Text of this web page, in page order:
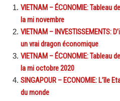
VIETNAM – ÉCONOMIE: Tableau
la mi novembre
VIETNAM – INVESTISSEMENTS:
un vrai dragon économique
VIETNAM – ÉCONOMIE: Tableau
la mi octobre 2020
SINGAPOUR – ECONOMIE: L’île
du monde